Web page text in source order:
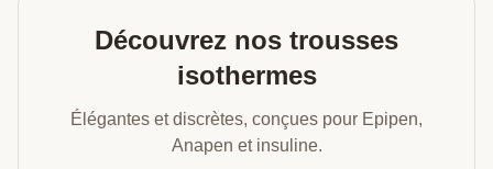
Découvrez nos trousses
isothermes
Élégantes et discrètes, conçues pour Epipen,
Anapen et insuline.